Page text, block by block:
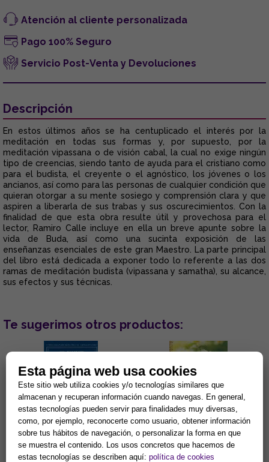
Atención al cliente personalizada
Pago 100% Seguro
Servicio Post-Venta y Devoluciones
Descripción
En estos últimos años se ha centuplicado el interés por la
meditación en todas sus formas y, por supuesto, por la
meditación vipassana o de visión cabal, la cual no exige ningún
tipo de creencias, siendo tanto de ayuda para el cristiano como
para el budista, el creyente o el agnóstico, los jóvenes o los
ancianos, así como para las personas de cualquier condición que
quieran otorgar a su mente sosiego y comprensión clara y que
aspiren a liberarla de sus trabas y sus oscurecimientos. Con la
finalidad de que esta obra resulte útil y provechosa para el
lector, Ramiro Calle incluye en ella un breve apunte sobre la
vida de Buda, así como una sucinta exposición de las
enseñanzas esenciales de este gran Maestro. La parte principal
del libro está dedicada a exponer todo lo referente a las dos
ramas de meditación budista (vipassana y samatha), su alcance,
sus efectos y sus técnicas.
Te sugerimos otros productos:
CÓSMICA Y SUS
SORPRENDENTES LEYES
ALEGRÍA
Esta página web usa cookies
Este sitio web utiliza cookies y/o tecnologías similares que
almacenan y recuperan información cuando navegas. En general,
estas tecnologías pueden servir para finalidades muy diversas,
como, por ejemplo, reconocerte como usuario, obtener información
sobre tus hábitos de navegación, o personalizar la forma en que
se muestra el contenido. Los usos concretos que hacemos de
estas tecnologías se describen aquí: política de cookies